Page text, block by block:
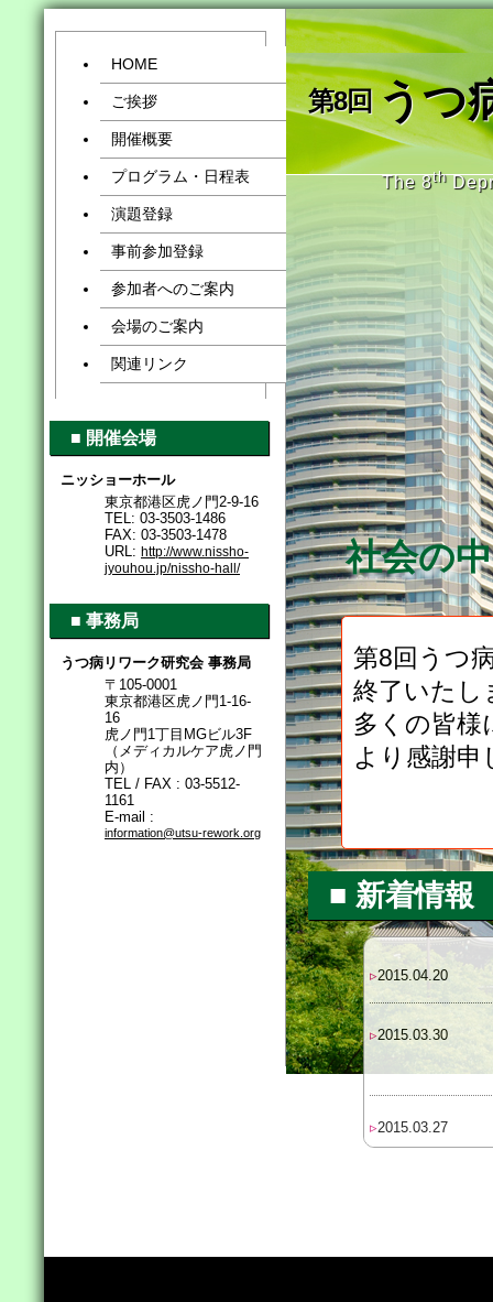
»
HOME
»
ご挨拶
開催概要
»
プログラム・日程表
演題登録
»
事前参加登録
»
参加者へのご案内
»
会場のご案内
»
関連リンク
■ 開催会場
ニッショーホール
東京都港区虎ノ門2-9-16
TEL: 03-3503-1486
FAX: 03-3503-1478
URL: http://www.nissho-
jyouhou.jp/nissho-hall/
■ 事務局
うつ病リワーク研究会 事務局
〒105-0001
東京都港区虎ノ門1-16-
16
虎ノ門1丁目MGビル3F
（メディカルケア虎ノ門
内）
TEL / FAX : 03-5512-
1161
E-mail :
information@utsu-rework.org
第8回うつ
The 8th
社会の
第8回うつ
終了いたし
多くの皆様
より感謝申
■ 新着情報
▹2015.04.20
▹2015.03.30
▹2015.03.27